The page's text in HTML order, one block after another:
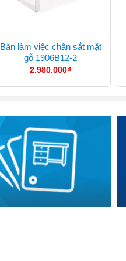
Bàn làm việc chân sắt mặt
gỗ 1906B12-2
2.980.000₫